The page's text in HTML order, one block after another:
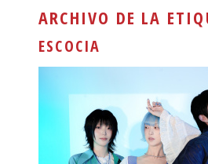
ARCHIVO DE LA
ESCOCIA